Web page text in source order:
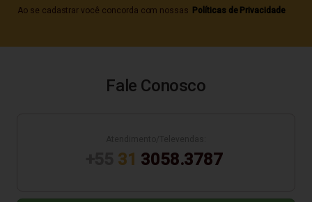
Ao se cadastrar você concorda com nossas Políticas de Privacidade
Fale Conosco
31 3058.3787